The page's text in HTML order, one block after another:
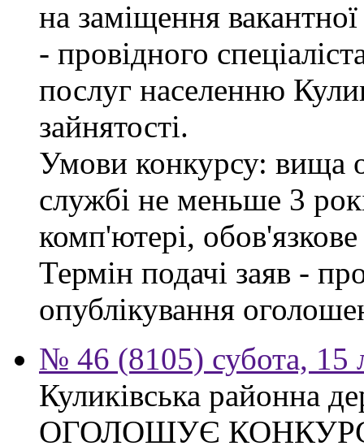
на заміщення
- провідного
послуг населенню
зайнятості.
Умови конкурсу: вища
службі не меньше 3
комп'ютері,
Термін подачі заяв -
опублікування
№ 46 (8105) субота, 15
Куликівська районна
ОГОЛОШУЄ